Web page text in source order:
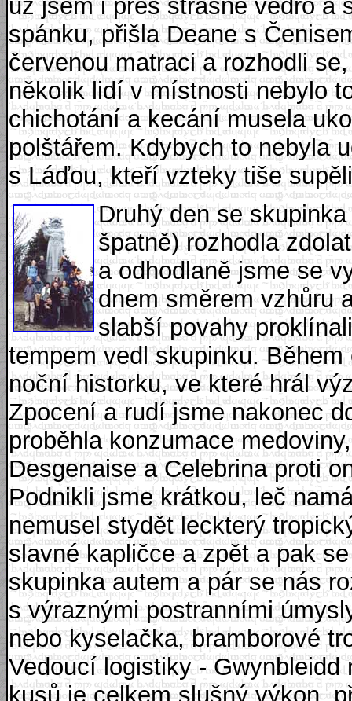
už jsem i přes strašné vedro a
spánku, přišla Deane s
červenou matraci a rozhodli
několik lidí v místnosti nebylo
chichotání a kecání musela
polštářem. Kdybych to nebyla
s Láďou, kteří vzteky tiše
Druhý den se
špatně) rozhodla
a odhodlaně jsme se
dnem směrem vzhůru
slabší povahy
tempem vedl skupinku.
noční historku, ve které hrál
Zpocení a rudí jsme nakonec
proběhla konzumace
Desgenaise a Celebrina proti
Podnikli jsme krátkou, leč
nemusel stydět leckterý
slavné kapličce a zpět a pak
skupinka autem a pár se nás
s výraznými postranními
nebo kyselačka, bramborové
Vedoucí logistiky -
kusů je celkem slušný výkon,